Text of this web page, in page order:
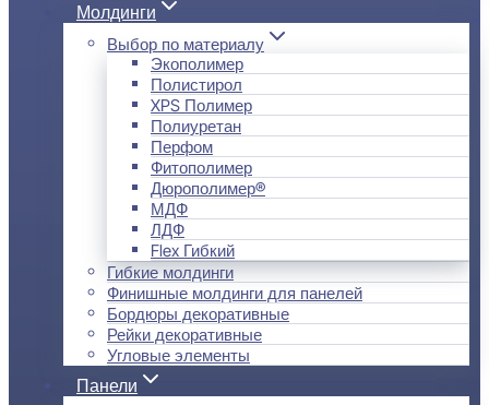
Молдинги
Выбор по материалу
Экополимер
Полистирол
XPS Полимер
Полиуретан
Перфом
Фитополимер
Дюрополимер®
МДФ
ЛДФ
Flex Гибкий
Гибкие молдинги
Финишные молдинги для панелей
Бордюры декоративные
Рейки декоративные
Угловые элементы
Панели